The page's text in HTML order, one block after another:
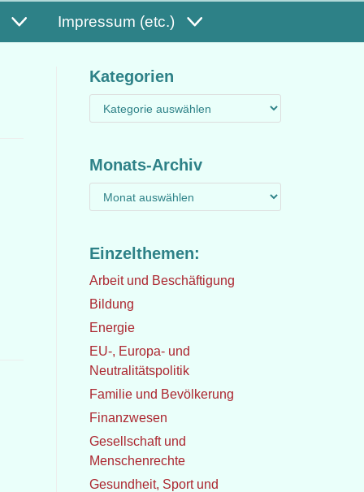
Impressum (etc.)
Kategorien
Monats-Archiv
Einzelthemen:
Arbeit und Beschäftigung
Bildung
Energie
EU-, Europa- und
Neutralitätspolitik
Familie und Bevölkerung
Finanzwesen
Gesellschaft und
Menschenrechte
Gesundheit, Sport und